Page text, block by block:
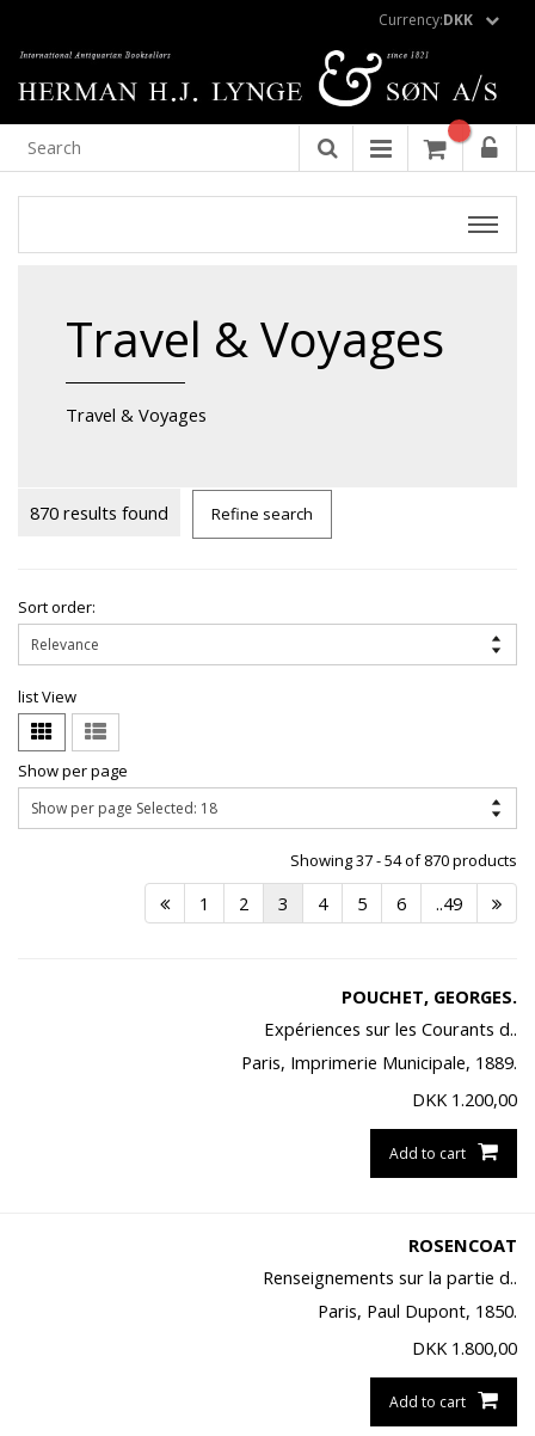
Currency:DKK
Travel & Voyages
Travel & Voyages
870 results found Refine search
Sort order:
list View
Show per page
Showing 37 - 54 of 870 products
1 2 3 4 5 6 ..49
POUCHET, GEORGES.
Expériences sur les Courants d..
Paris, Imprimerie Municipale, 1889.
DKK 1.200,00
Add to cart
ROSENCOAT
Renseignements sur la partie d..
Paris, Paul Dupont, 1850.
DKK 1.800,00
Add to cart